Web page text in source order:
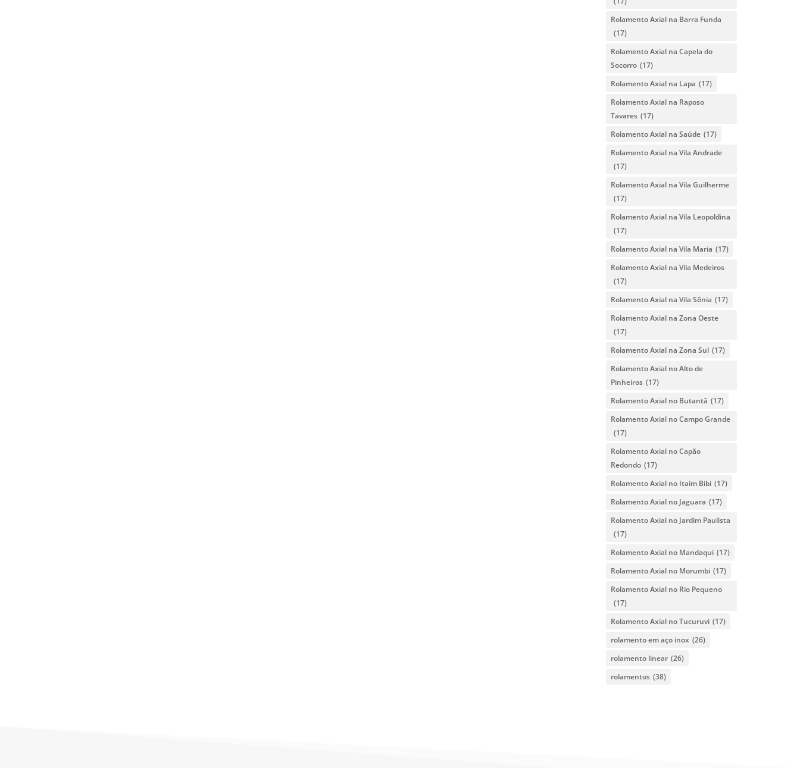
Rolamento Axial na Barra Funda
(17)
Rolamento Axial na Capela do
Socorro (17)
Rolamento Axial na Lapa (17)
Rolamento Axial na Raposo
Tavares (17)
Rolamento Axial na Saúde (17)
Rolamento Axial na Vila Andrade
(17)
Rolamento Axial na Vila Guilherme
(17)
Rolamento Axial na Vila Leopoldina
(17)
Rolamento Axial na Vila Maria (17)
Rolamento Axial na Vila Medeiros
(17)
Rolamento Axial na Vila Sônia (17)
Rolamento Axial na Zona Oeste
(17)
Rolamento Axial na Zona Sul (17)
Rolamento Axial no Alto de
Pinheiros (17)
Rolamento Axial no Butantã (17)
Rolamento Axial no Campo Grande
(17)
Rolamento Axial no Capão
Redondo (17)
Rolamento Axial no Itaim Bibi (17)
Rolamento Axial no Jaguara (17)
Rolamento Axial no Jardim Paulista
(17)
Rolamento Axial no Mandaqui (17)
Rolamento Axial no Morumbi (17)
Rolamento Axial no Rio Pequeno
(17)
Rolamento Axial no Tucuruvi (17)
rolamento em aço inox (26)
rolamento linear (26)
rolamentos (38)